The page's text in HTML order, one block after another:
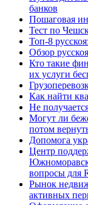
банков
Пошаговая
Тест по
Топ-8
Обзор
Кто такие
их услуги
Как найти
Не
Могут ли
потом
Допомога
Центр
вопросы для
Рынок
активных